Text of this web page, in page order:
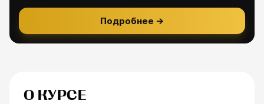
Подробнее →
О КУРСЕ